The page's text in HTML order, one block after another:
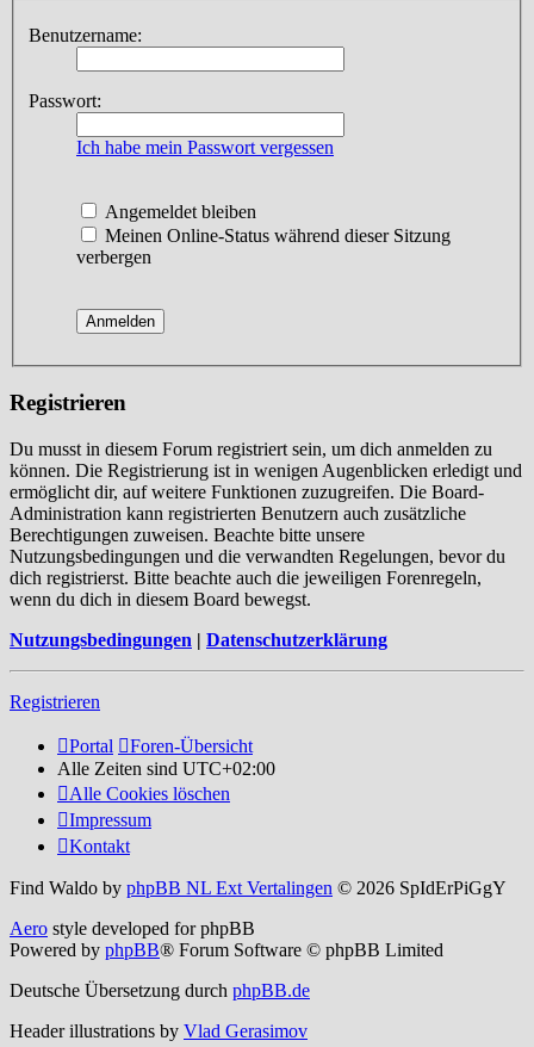
Benutzername:
Passwort:
Ich habe mein Passwort vergessen
Angemeldet bleiben
Meinen Online-Status während dieser Sitzung
verbergen
Registrieren
Du musst in diesem Forum registriert sein, um dich anmelden zu
können. Die Registrierung ist in wenigen Augenblicken erledigt und
ermöglicht dir, auf weitere Funktionen zuzugreifen. Die Board-
Administration kann registrierten Benutzern auch zusätzliche
Berechtigungen zuweisen. Beachte bitte unsere
Nutzungsbedingungen und die verwandten Regelungen, bevor du
dich registrierst. Bitte beachte auch die jeweiligen Forenregeln,
wenn du dich in diesem Board bewegst.
Nutzungsbedingungen | Datenschutzerklärung
Registrieren
Portal
Foren-Übersicht
Alle Zeiten sind UTC+02:00
Alle Cookies löschen
Impressum
Kontakt
Find Waldo by phpBB NL Ext Vertalingen © 2026 SpIdErPiGgY
Aero style developed for phpBB
Powered by phpBB® Forum Software © phpBB Limited
Deutsche Übersetzung durch phpBB.de
Header illustrations by Vlad Gerasimov